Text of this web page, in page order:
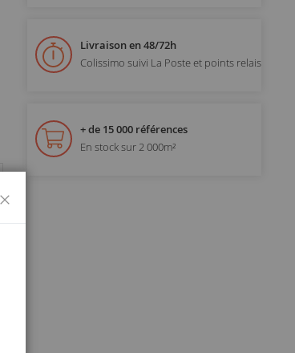
Livraison en 48/72h
Colissimo suivi La Poste et points relais
+ de 15 000 références
En stock sur 2 000m²